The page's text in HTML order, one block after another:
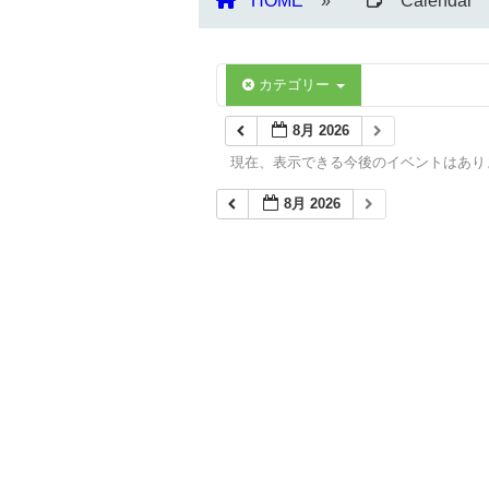
カテゴリー
8月 2026
現在、表示できる今後のイベントはあ
8月 2026